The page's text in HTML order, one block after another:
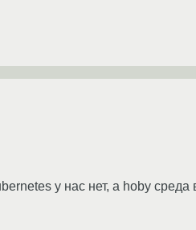
у нас нет, а hoby среда